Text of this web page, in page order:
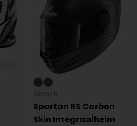
Spartan RS Carbon
Skin Integraalhelm